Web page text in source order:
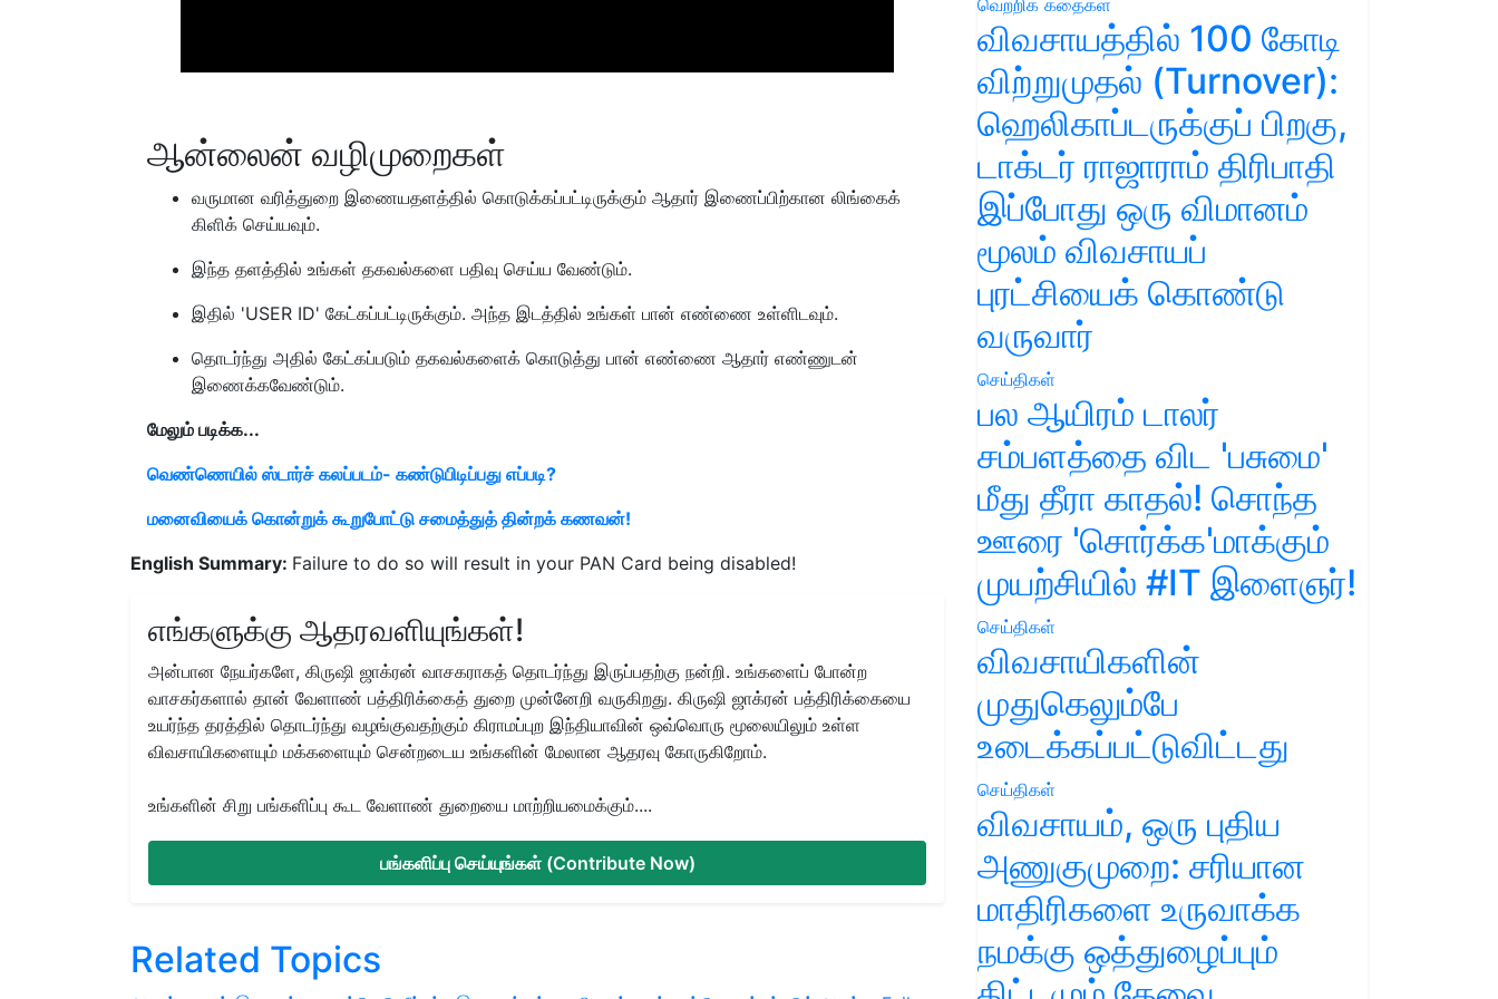
ஆன்லைன் வழிமுறைகள்
வருமான வரித்துறை இணையதளத்தில் கொடுக்கப்பட்டிருக்கும் ஆதார் இணைப்பிற்கான லிங்கைக்
கிளிக் செய்யவும்.
இந்த தளத்தில் உங்கள் தகவல்களை பதிவு செய்ய வேண்டும்.
இதில் 'USER ID' கேட்கப்பட்டிருக்கும். அந்த இடத்தில் உங்கள் பான் எண்ணை உள்ளிடவும்.
தொடர்ந்து அதில் கேட்கப்படும் தகவல்களைக் கொடுத்து பான் எண்ணை ஆதார் எண்ணுடன்
இணைக்கவேண்டும்.
மேலும் படிக்க...
வெண்ணெயில் ஸ்டார்ச் கலப்படம்- கண்டுபிடிப்பது எப்படி?
மனைவியைக் கொன்றுக் கூறுபோட்டு சமைத்துத் தின்றக் கணவன்!
English Summary: Failure to do so will result in your PAN Card being disabled!
எங்களுக்கு ஆதரவளியுங்கள்!
அன்பான நேயர்களே, கிருஷி ஜாக்ரன் வாசகராகத் தொடர்ந்து இருப்பதற்கு நன்றி. உங்களைப் போன்ற
வாசகர்களால் தான் வேளாண் பத்திரிக்கைத் துறை முன்னேறி வருகிறது. கிருஷி ஜாக்ரன் பத்திரிக்கையை
உயர்ந்த தரத்தில் தொடர்ந்து வழங்குவதற்கும் கிராமப்புற இந்தியாவின் ஒவ்வொரு மூலையிலும் உள்ள
விவசாயிகளையும் மக்களையும் சென்றடைய உங்களின் மேலான ஆதரவு கோருகிறோம்.
உங்களின் சிறு பங்களிப்பு கூட வேளாண் துறையை மாற்றியமைக்கும்....
பங்களிப்பு செய்யுங்கள் (Contribute Now)
Related Topics
வெற்றிக் கதைகள்
விவசாயத்தில் 100 கோடி
விற்றுமுதல் (Turnover):
ஹெலிகாப்டருக்குப் பிறகு,
டாக்டர் ராஜாராம் திரிபாதி
இப்போது ஒரு விமானம்
மூலம் விவசாயப்
புரட்சியைக் கொண்டு
வருவார்
செய்திகள்
பல ஆயிரம் டாலர்
சம்பளத்தை விட 'பசுமை'
மீது தீரா காதல்! சொந்த
ஊரை 'சொர்க்க'மாக்கும்
முயற்சியில் #IT இளைஞர்!
செய்திகள்
விவசாயிகளின்
முதுகெலும்பே
உடைக்கப்பட்டுவிட்டது
செய்திகள்
விவசாயம், ஒரு புதிய
அணுகுமுறை: சரியான
மாதிரிகளை உருவாக்க
நமக்கு ஒத்துழைப்பும்